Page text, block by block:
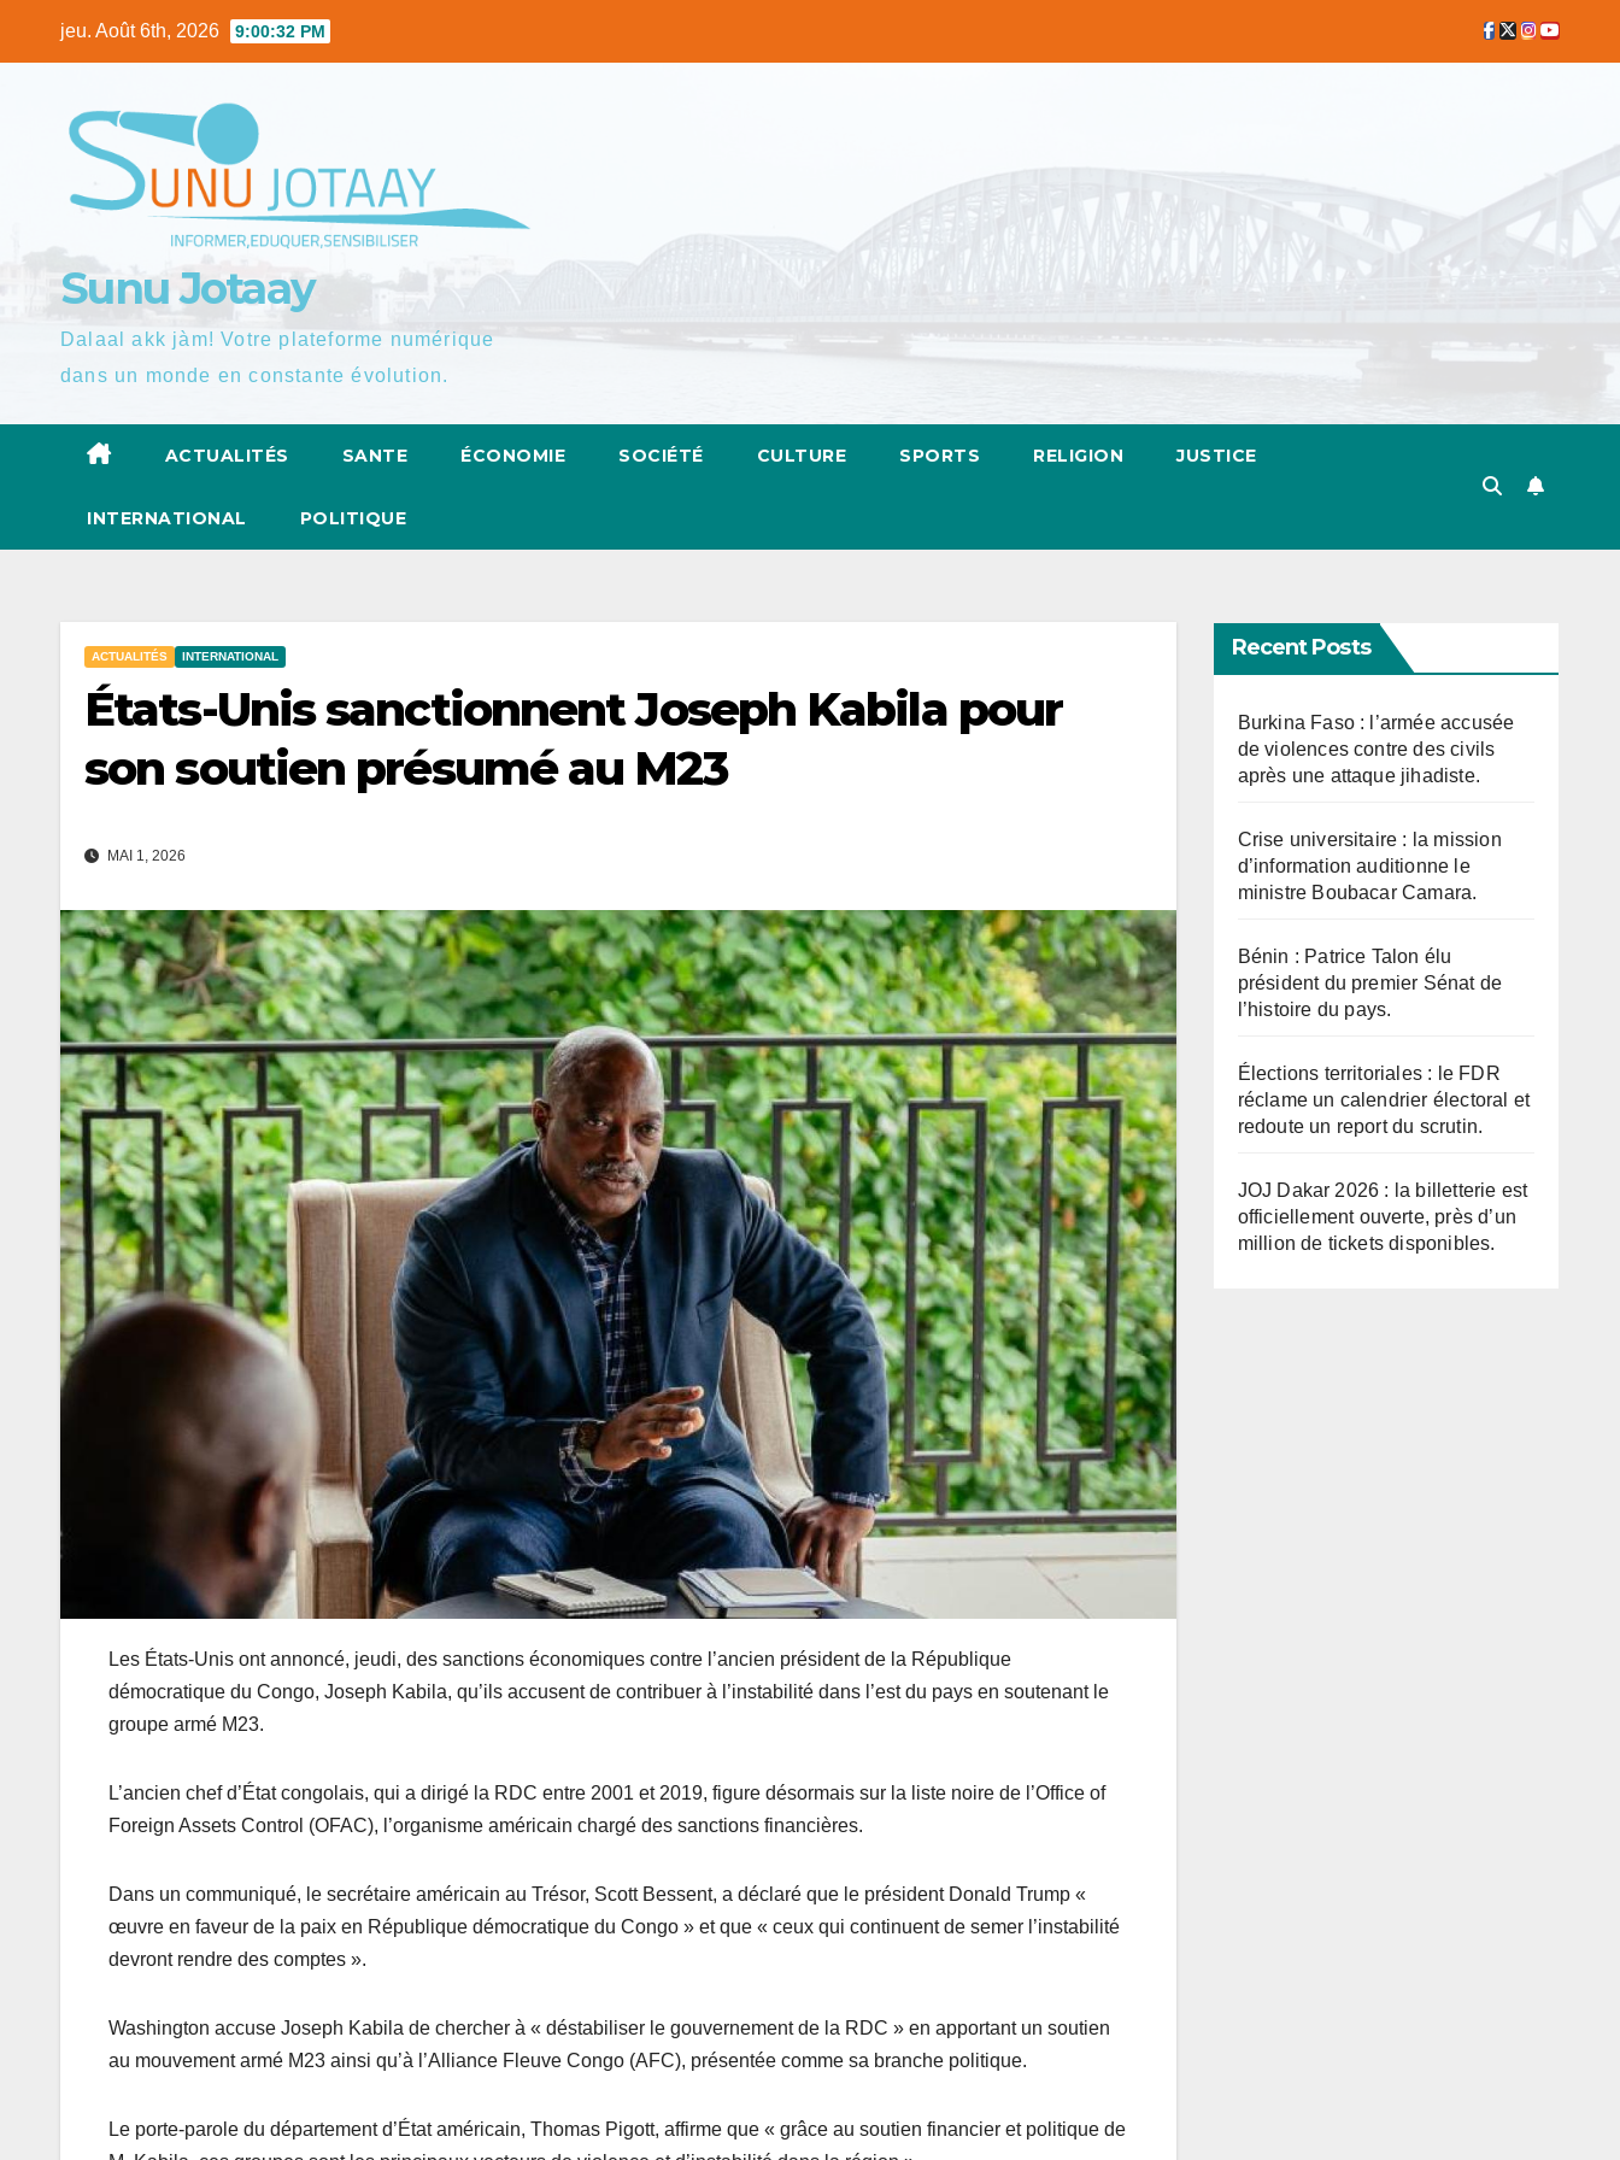
jeu. Août 6th, 2026 9:00:34 PM
Sunu Jotaay
Dalaal akk jàm! Votre plateforme numérique
dans un monde en constante évolution.
ACTUALITÉS SANTE ÉCONOMIE SOCIÉTÉ CULTURE SPORTS RELIGION JUSTICE
INTERNATIONAL POLITIQUE
ACTUALITÉS INTERNATIONAL
États-Unis sanctionnent Joseph Kabila pour
son soutien présumé au M23
MAI 1, 2026
Les États-Unis ont annoncé, jeudi, des sanctions économiques contre l’ancien président de la République
démocratique du Congo, Joseph Kabila, qu’ils accusent de contribuer à l’instabilité dans l’est du pays en soutenant le
groupe armé M23.
L’ancien chef d’État congolais, qui a dirigé la RDC entre 2001 et 2019, figure désormais sur la liste noire de l’Office of
Foreign Assets Control (OFAC), l’organisme américain chargé des sanctions financières.
Dans un communiqué, le secrétaire américain au Trésor, Scott Bessent, a déclaré que le président Donald Trump «
œuvre en faveur de la paix en République démocratique du Congo » et que « ceux qui continuent de semer l’instabilité
devront rendre des comptes ».
Washington accuse Joseph Kabila de chercher à « déstabiliser le gouvernement de la RDC » en apportant un soutien
au mouvement armé M23 ainsi qu’à l’Alliance Fleuve Congo (AFC), présentée comme sa branche politique.
Le porte-parole du département d’État américain, Thomas Pigott, affirme que « grâce au soutien financier et politique de
Recent Posts
Burkina Faso : l’armée accusée
de violences contre des civils
après une attaque jihadiste.
Crise universitaire : la mission
d’information auditionne le
ministre Boubacar Camara.
Bénin : Patrice Talon élu
président du premier Sénat de
l’histoire du pays.
Élections territoriales : le FDR
réclame un calendrier électoral et
redoute un report du scrutin.
JOJ Dakar 2026 : la billetterie est
officiellement ouverte, près d’un
million de tickets disponibles.